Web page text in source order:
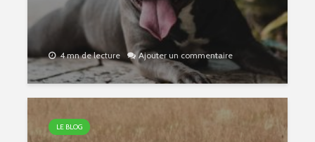
4 mn de lecture Ajouter un commentaire
LE BLOG